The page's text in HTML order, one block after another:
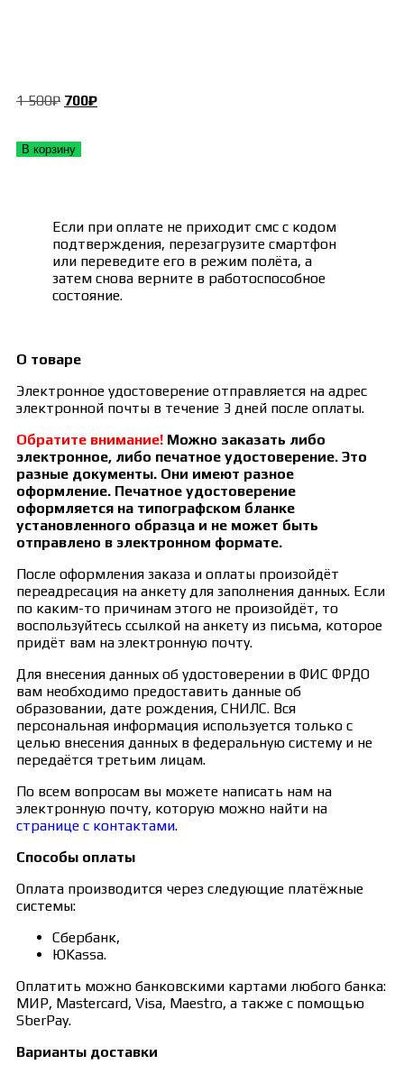
1 500₽ 700₽
В корзину
Если при оплате не приходит смс с кодом
подтверждения, перезагрузите смартфон
или переведите его в режим полёта, а
затем снова верните в работоспособное
состояние.
О товаре
Электронное удостоверение отправляется на адрес
электронной почты в течение 3 дней после оплаты.
Обратите внимание! Можно заказать либо
электронное, либо печатное удостоверение. Это
разные документы. Они имеют разное
оформление. Печатное удостоверение
оформляется на типографском бланке
установленного образца и не может быть
отправлено в электронном формате.
После оформления заказа и оплаты произойдёт
переадресация на анкету для заполнения данных. Если
по каким-то причинам этого не произойдёт, то
воспользуйтесь ссылкой на анкету из письма, которое
придёт вам на электронную почту.
Для внесения данных об удостоверении в ФИС ФРДО
вам необходимо предоставить данные об
образовании, дате рождения, СНИЛС. Вся
персональная информация используется только с
целью внесения данных в федеральную систему и не
передаётся третьим лицам.
По всем вопросам вы можете написать нам на
электронную почту, которую можно найти на
странице с контактами.
Способы оплаты
Оплата производится через следующие платёжные
системы:
Сбербанк,
ЮKassa.
Оплатить можно банковскими картами любого банка:
МИР, Mastercard, Visa, Maestro, а также с помощью
SberPay.
Варианты доставки